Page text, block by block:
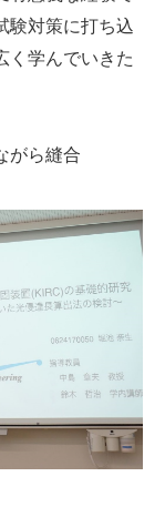
験対策に打ち込
く学んでいきた
がら縫合